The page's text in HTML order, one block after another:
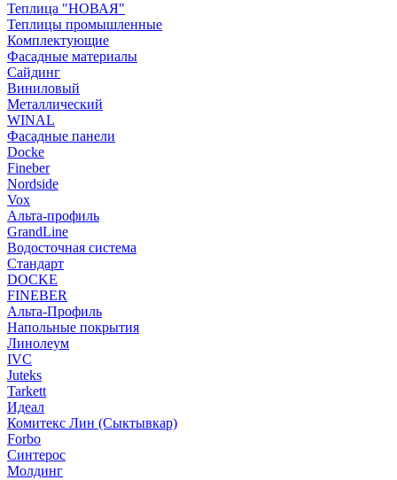
Теплица "НОВАЯ"
Теплицы промышленные
Комплектующие
Фасадные материалы
Сайдинг
Виниловый
Металлический
WINAL
Фасадные панели
Docke
Fineber
Nordside
Vox
Альта-профиль
GrandLine
Водосточная система
Стандарт
DOCKE
FINEBER
Альта-Профиль
Напольные покрытия
Линолеум
IVC
Juteks
Tarkett
Идеал
Комитекс Лин (Сыктывкар)
Forbo
Синтерос
Молдинг